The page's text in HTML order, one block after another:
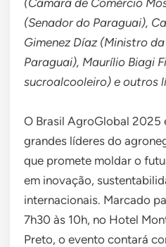
(Senador do Paraguai),
Gimenez Díaz (Ministro
Paraguai), Maurílio Biagi
sucroalcooleiro) e outros
O Brasil AgroGlobal 2025
grandes líderes do
que promete moldar o
em inovação,
internacionais. Marcado
7h30 às 10h, no Hotel
Preto, o evento contará